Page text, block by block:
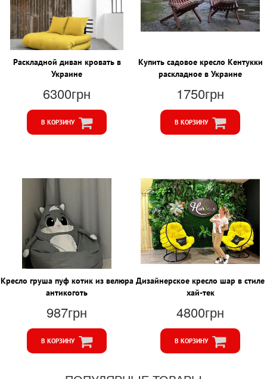
Раскладной диван кровать в
Украине
6300грн
В КОРЗИНУ
Купить садовое кресло Кентукки
раскладное в Украине
1750грн
В КОРЗИНУ
Кресло груша пуф котик из велюра
антикоготь
987грн
В КОРЗИНУ
Дизайнерское кресло шар в стиле
хай-тек
4800грн
В КОРЗИНУ